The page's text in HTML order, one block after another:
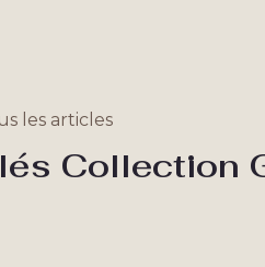
les articles
Collection